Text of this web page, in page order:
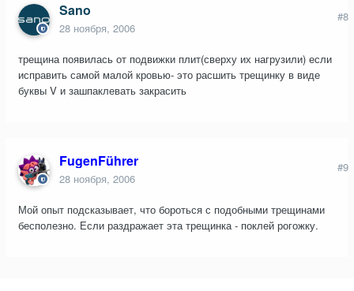
Sano
28 ноября, 2006
#8
трещина появилась от подвижки плит(сверху их нагрузили) если
исправить самой малой кровью- это расшить трещинку в виде
буквы V и зашпаклевать закрасить
FugenFührer
28 ноября, 2006
#9
Мой опыт подсказывает, что бороться с подобными трещинами
бесполезно. Если раздражает эта трещинка - поклей рогожку.